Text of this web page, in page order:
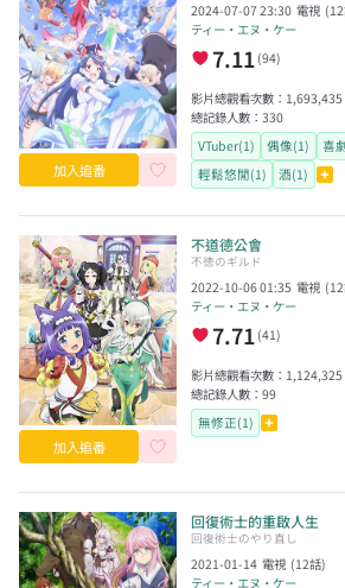
加入追番
2024-07-07 23:30 電視 (12
ティー・エヌ・ケー
7.11 (94)
影片總觀看次數： 1,693,435
總記錄人數：330
VTuber(1)
偶像(1) 喜
輕鬆悠閒(1)
酒(1)
加入追番
不道德公會
不徳のギルド
2022-10-06 01:35 電視 (12
ティー・エヌ・ケー
7.71 (41)
影片總觀看次數： 1,124,325
總記錄人數：99
無修正(1)
回復術士的重啟人生
回復術士のやり直し
2021-01-14 電視 (12話)
ティー・エヌ・ケー